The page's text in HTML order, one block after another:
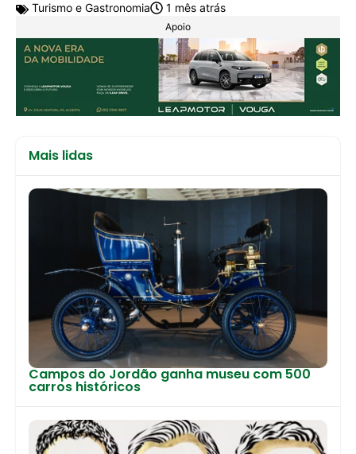
Turismo e Gastronomia 1 mês atrás
Apoio
Mais lidas
Campos do Jordão ganha museu com 500
carros históricos